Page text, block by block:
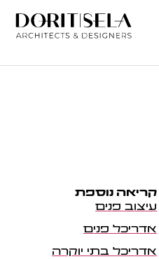
קריאה נוספת
עיצוב פנים
אדריכל פנים
אדריכל בתי יוקרה